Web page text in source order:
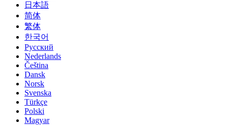
日本語
简体
繁体
한국어
Русский
Nederlands
Čeština
Dansk
Norsk
Svenska
Türkçe
Polski
Magyar